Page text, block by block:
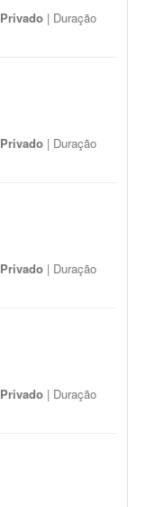
Privado | Duração
Privado | Duração
Privado | Duração
Privado | Duração